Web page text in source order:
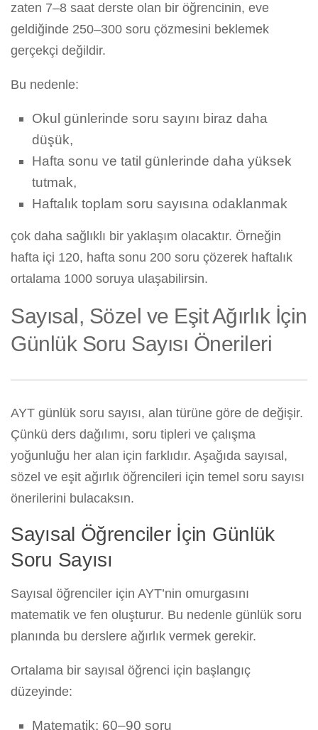
zaten 7–8 saat derste olan bir öğrencinin, eve
geldiğinde 250–300 soru çözmesini beklemek
gerçekçi değildir.
Bu nedenle:
Okul günlerinde soru sayını biraz daha
düşük,
Hafta sonu ve tatil günlerinde daha yüksek
tutmak,
Haftalık toplam soru sayısına odaklanmak
çok daha sağlıklı bir yaklaşım olacaktır. Örneğin
hafta içi 120, hafta sonu 200 soru çözerek haftalık
ortalama 1000 soruya ulaşabilirsin.
Sayısal, Sözel ve Eşit Ağırlık İçin
Günlük Soru Sayısı Önerileri
AYT günlük soru sayısı, alan türüne göre de değişir.
Çünkü ders dağılımı, soru tipleri ve çalışma
yoğunluğu her alan için farklıdır. Aşağıda sayısal,
sözel ve eşit ağırlık öğrencileri için temel soru sayısı
önerilerini bulacaksın.
Sayısal Öğrenciler İçin Günlük
Soru Sayısı
Sayısal öğrenciler için AYT’nin omurgasını
matematik ve fen oluşturur. Bu nedenle günlük soru
planında bu derslere ağırlık vermek gerekir.
Ortalama bir sayısal öğrenci için başlangıç
düzeyinde:
Matematik: 60–90 soru